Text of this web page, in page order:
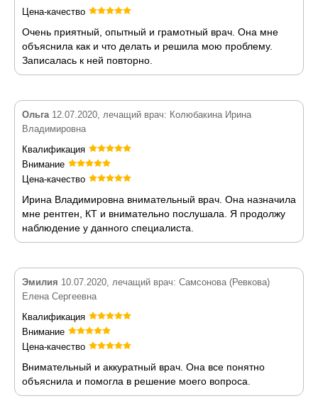
Цена-качество
Очень приятный, опытный и грамотный врач. Она мне
объяснила как и что делать и решила мою проблему.
Записалась к ней повторно.
Ольга12.07.2020, лечащий врач: Колюбакина Ирина
Владимировна
Квалификация
Внимание
Цена-качество
Ирина Владимировна внимательный врач. Она назначила
мне рентген, КТ и внимательно послушала. Я продолжу
наблюдение у данного специалиста.
Эмилия 10.07.2020, лечащий врач: Самсонова (Ревкова)
Елена Сергеевна
Квалификация
Внимание
Цена-качество
Внимательный и аккуратный врач. Она все понятно
объяснила и помогла в решение моего вопроса.